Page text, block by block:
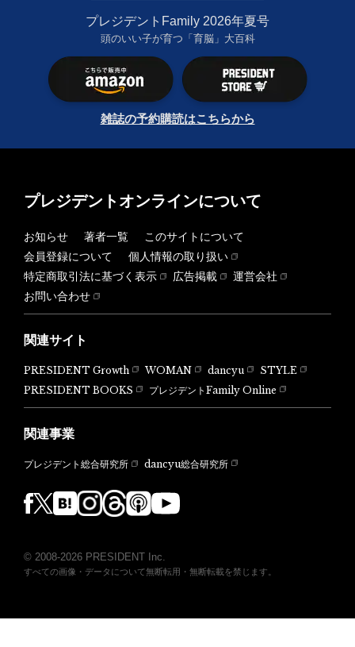
プレジデントFamily 2026年夏号
頭のいい子が育つ「育脳」大百科
雑誌の予約購読はこちらから
プレジデントオンラインについて
お知らせ 著者一覧
このサイトについて
会員登録について
個人情報の取り扱い
特定商取引法に基づく表示
広告掲載
運営会社
お問い合わせ
関連サイト
PRESIDENT Growth WOMAN dancyu
STYLE
PRESIDENT BOOKS
プレジデントFamily Online
関連事業
プレジデント総合研究所 dancyu総合研究所
© 2008-2026 PRESIDENT Inc.
すべての画像・データについて無断転用・無断転載を禁じます。